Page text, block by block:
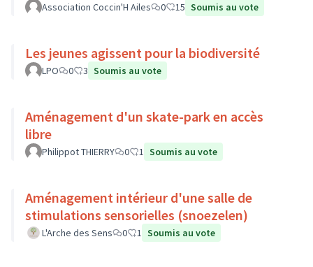
Association Coccin'H Ailes 0 15 Soumis au vote
Les jeunes agissent pour la biodiversité
LPO 0 3 Soumis au vote
Aménagement d'un skate-park en accès
libre
Philippot THIERRY 0 1 Soumis au vote
Aménagement intérieur d'une salle de
stimulations sensorielles (snoezelen)
L'Arche des Sens 0 1 Soumis au vote